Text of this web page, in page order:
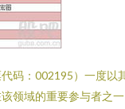
码：002195）一度以
领域的重要参与者之